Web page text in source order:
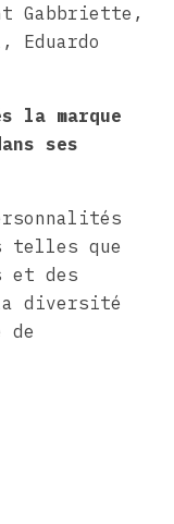
Gabbriette,
Eduardo
la marque
ses
telles que
et des
diversité
de